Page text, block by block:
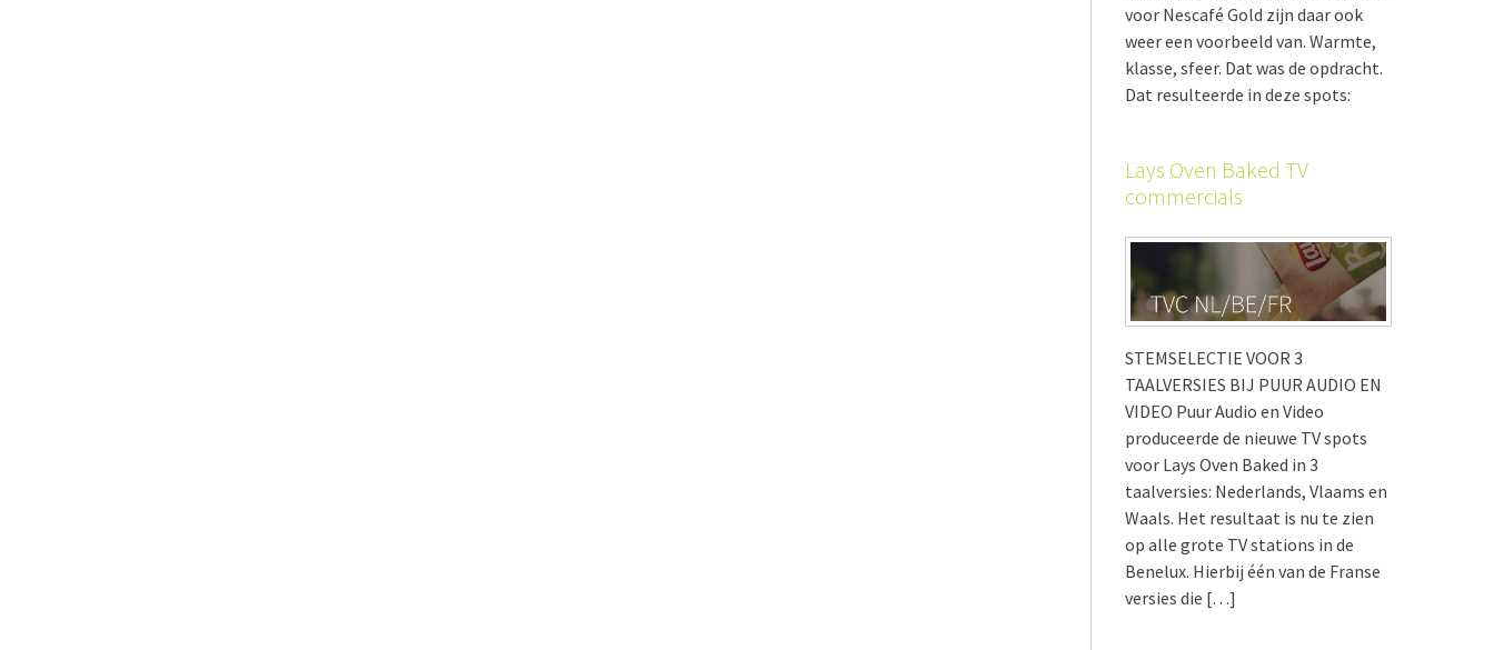
voor Nescafé Gold zijn daar ook
weer een voorbeeld van. Warmte,
klasse, sfeer. Dat was de opdracht.
Dat resulteerde in deze spots:
Lays Oven Baked TV
commercials
STEMSELECTIE VOOR 3
TAALVERSIES BIJ PUUR AUDIO EN
VIDEO Puur Audio en Video
produceerde de nieuwe TV spots
voor Lays Oven Baked in 3
taalversies: Nederlands, Vlaams en
Waals. Het resultaat is nu te zien
op alle grote TV stations in de
Benelux. Hierbij één van de Franse
versies die […]